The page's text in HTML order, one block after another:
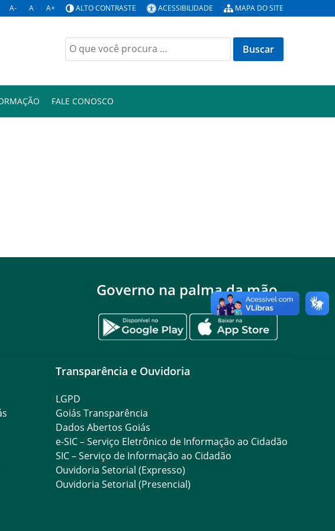
A- A A+ ALTO CONTRASTE ACESSIBILIDADE MAPA DO SITE
Buscar
por:
FALE CONOSCO
Governo na palma da mão
Transparência e Ouvidoria
LGPD
Goiás Transparência
Dados Abertos Goiás
e-SIC – Serviço Eletrônico de Informação ao Cidadão
SIC – Serviço de Informação ao Cidadão
Ouvidoria Setorial (Expresso)
Ouvidoria Setorial (Presencial)